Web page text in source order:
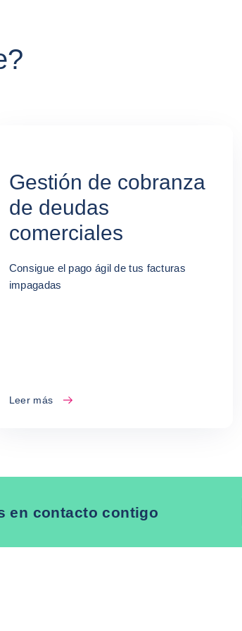
Gestión de cobranza
de deudas
comerciales
Consigue el pago ágil de tus facturas
impagadas
Leer más
en contacto contigo